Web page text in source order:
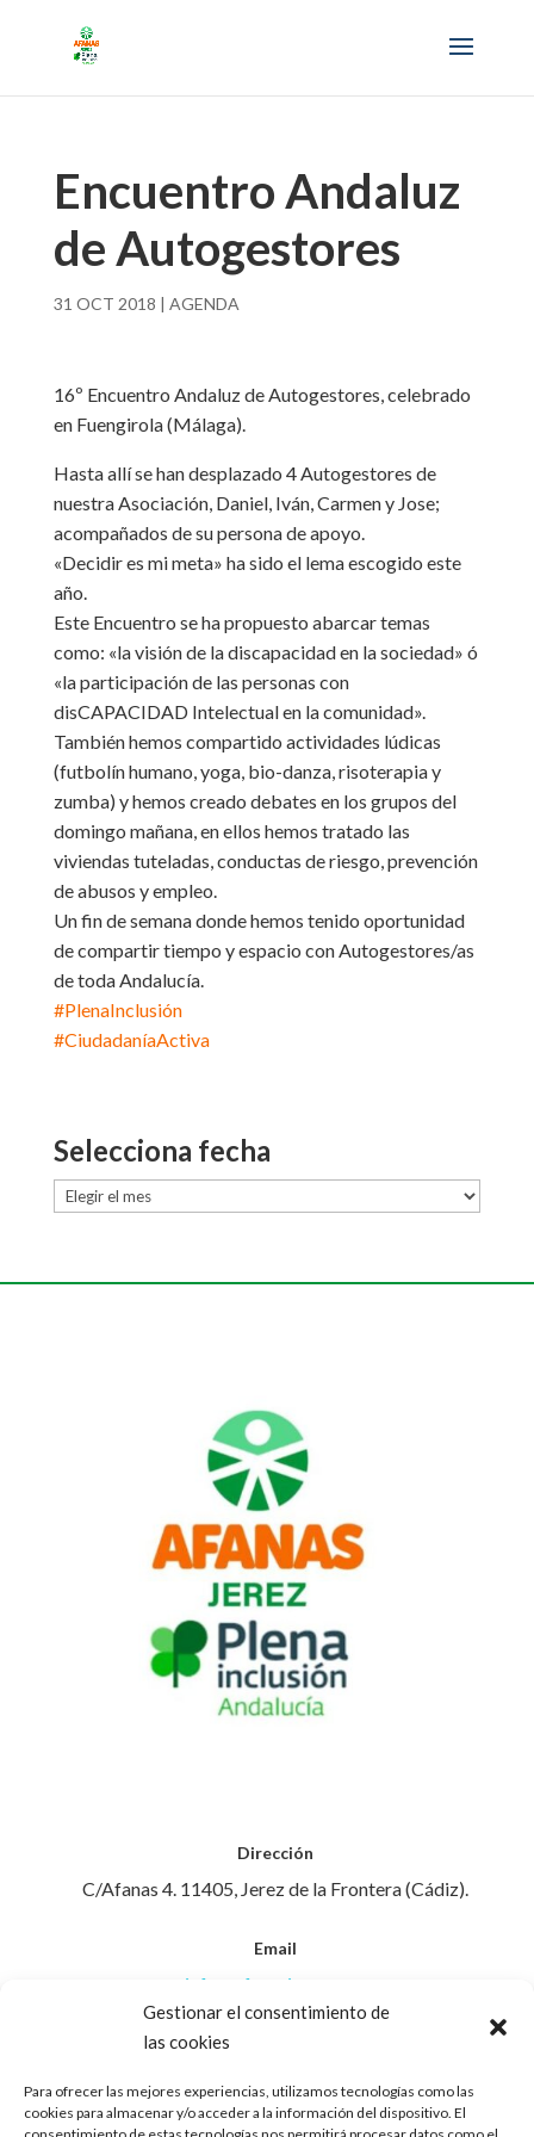
Gestionar el consentimiento de
las cookies
Para ofrecer las mejores experiencias, utilizamos tecnologías como las
cookies para almacenar y/o acceder a la información del dispositivo. El
Encuentro Andaluz
de Autogestores
31 OCT 2018 | AGENDA
16º Encuentro Andaluz de Autogestores, celebrado
en Fuengirola (Málaga).
Hasta allí se han desplazado 4 Autogestores de
nuestra Asociación, Daniel, Iván, Carmen y Jose;
acompañados de su persona de apoyo.
«Decidir es mi meta» ha sido el lema escogido este
año.
Este Encuentro se ha propuesto abarcar temas
como: «la visión de la discapacidad en la sociedad» ó
«la participación de las personas con
disCAPACIDAD Intelectual en la comunidad».
También hemos compartido actividades lúdicas
(futbolín humano, yoga, bio-danza, risoterapia y
zumba) y hemos creado debates en los grupos del
domingo mañana, en ellos hemos tratado las
viviendas tuteladas, conductas de riesgo, prevención
de abusos y empleo.
Un fin de semana donde hemos tenido oportunidad
de compartir tiempo y espacio con Autogestores/as
de toda Andalucía.
#PlenaInclusión
#CiudadaníaActiva
Selecciona fecha
Selecciona
Dirección
C/Afanas 4. 11405, Jerez de la Frontera (Cádiz).
Email
info@afanasjerez.com